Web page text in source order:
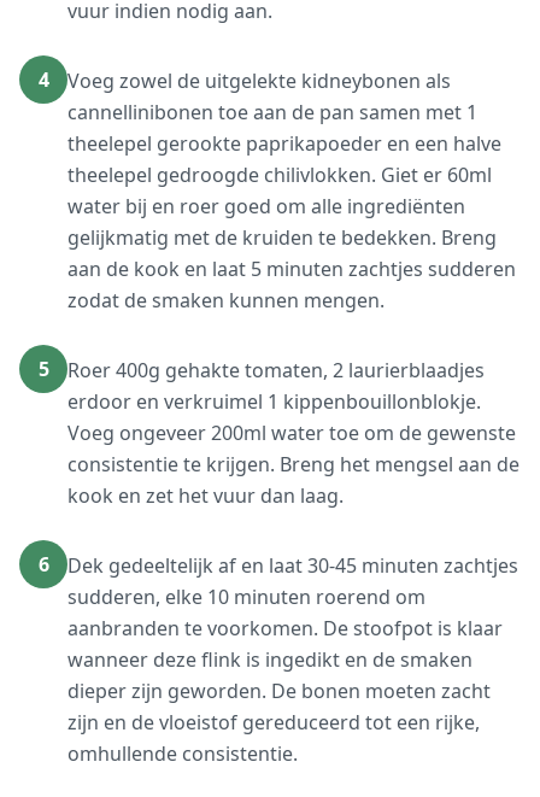
vuur indien nodig aan.
4
Voeg zowel de uitgelekte kidneybonen als
cannellinibonen toe aan de pan samen met 1
theelepel gerookte paprikapoeder en een halve
theelepel gedroogde chilivlokken. Giet er 60ml
water bij en roer goed om alle ingrediënten
gelijkmatig met de kruiden te bedekken. Breng
aan de kook en laat 5 minuten zachtjes sudderen
zodat de smaken kunnen mengen.
5
Roer 400g gehakte tomaten, 2 laurierblaadjes
erdoor en verkruimel 1 kippenbouillonblokje.
Voeg ongeveer 200ml water toe om de gewenste
consistentie te krijgen. Breng het mengsel aan de
kook en zet het vuur dan laag.
6
Dek gedeeltelijk af en laat 30-45 minuten zachtjes
sudderen, elke 10 minuten roerend om
aanbranden te voorkomen. De stoofpot is klaar
wanneer deze flink is ingedikt en de smaken
dieper zijn geworden. De bonen moeten zacht
zijn en de vloeistof gereduceerd tot een rijke,
omhullende consistentie.